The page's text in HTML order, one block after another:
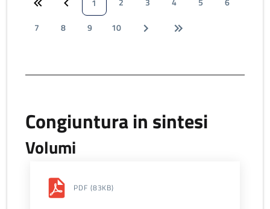
1
7
8 9 10
Congiuntura in sintesi
Volumi
PDF (83KB)